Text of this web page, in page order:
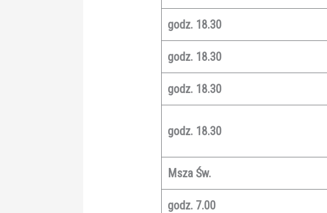
godz. 18.30
godz. 18.30
godz. 18.30
godz. 18.30
Msza Św.
godz. 7.00